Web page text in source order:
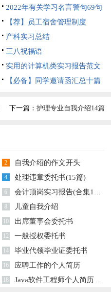
2022年有关学习名言警句69句
【荐】员工宿舍管理制度
产科实习总结
三八祝福语
实用的计算机类实习报告范文
汇总六篇
【必备】同学邀请函汇总十篇
下一篇： 护理专业自我介绍14篇
2 自我介绍的作文开头
4 处理违章委托书(15篇)
6 会计顶岗实习报告(合集15篇)
8 儿童自我介绍
10 出席董事会委托书
12 一般授权委托书
14 毕业代领毕业证委托书
16 应聘工作的个人简历
18 Java软件工程师个人简历8篇